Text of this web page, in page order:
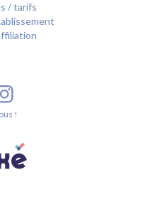
/ tarifs
!